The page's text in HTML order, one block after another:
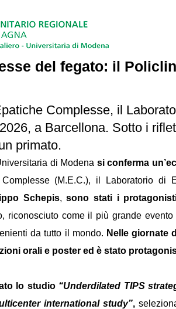
del fegato: il
Complesse, il
a Barcellona. Sotto i
primato.
di Modena si conferma
(M.E.C.), il Laboratorio
Schepis,sono stati i
riconosciuto come il più grande
da tutto il mondo. Nelle giornate
orali e poster ed è stato
lo studio “Underdilated TIPS
international study”,